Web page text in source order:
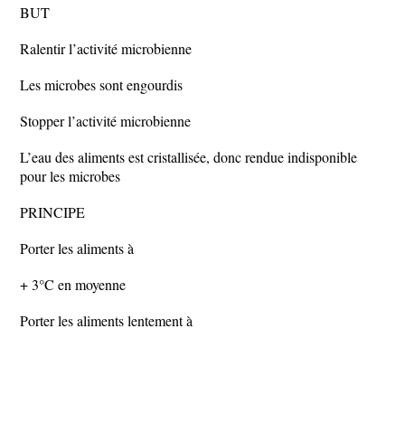
BUT
Ralentir l’activité microbienne
Les microbes sont engourdis
Stopper l’activité microbienne
L’eau des aliments est cristallisée, donc rendue indisponible
pour les microbes
PRINCIPE
Porter les aliments à
+ 3°C en moyenne
Porter les aliments lentement à